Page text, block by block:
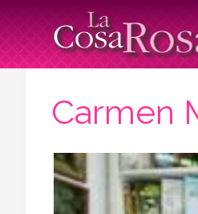
Carmen